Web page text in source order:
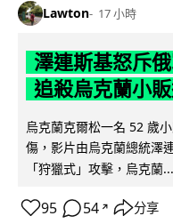
Lawton 17 小時
澤連斯基怒斥
追殺烏克蘭小
烏克蘭克爾松一名 52 歲
傷，影片由烏克蘭總統澤
「狩獵式」攻擊，烏克蘭...
95 54 ↗ 分享